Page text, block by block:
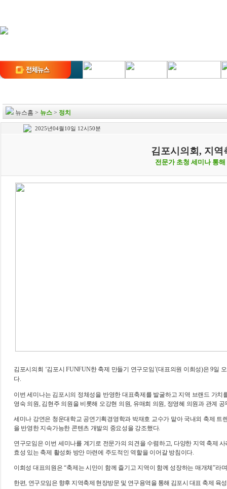
뉴스홈 > 뉴스 > 정치
2025년04월10일 12시50분
김포시의회, 지
전문가 초청 세미나 통
김포시의회 ‘김포시FUNFUN한 축제 만들기 연구모임 ’(대표의원 이희성)은9일
다.
이번 세미나는 김포시의 정체성을 반영한 대표축제를 발굴하고 지역 브랜드 가치
영숙 의원, 김현주 의원을 비롯해 오강현 의원, 유매희 의원, 정영혜 의원과 관계
세미나 강연은 청운대학교 공연기획경영학과 박재호 교수가 맡아 국내외 축제 트
을 반영한 지속가능한 콘텐츠 개발의 중요성을 강조했다.
연구모임은 이번 세미나를 계기로 전문가의 의견을 수렴하고, 다양한 지역 축제
효성 있는 축제 활성화 방안 마련에 주도적인 역할을 이어갈 방침이다.
이희성 대표의원은“축제는 시민이 함께 즐기고 지역이 함께 성장하는 매개체”라
한편, 연구모임은 향후 지역축제 현장방문 및 연구용역을 통해 김포시 대표 축제 육